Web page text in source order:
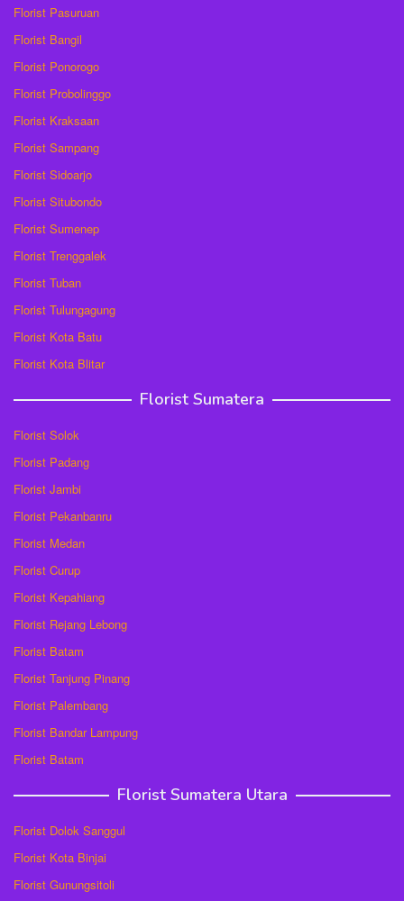
Florist Pasuruan
Florist Bangil
Florist Ponorogo
Florist Probolinggo
Florist Kraksaan
Florist Sampang
Florist Sidoarjo
Florist Situbondo
Florist Sumenep
Florist Trenggalek
Florist Tuban
Florist Tulungagung
Florist Kota Batu
Florist Kota Blitar
Florist Sumatera
Florist Solok
Florist Padang
Florist Jambi
Florist Pekanbanru
Florist Medan
Florist Curup
Florist Kepahiang
Florist Rejang Lebong
Florist Batam
Florist Tanjung Pinang
Florist Palembang
Florist Bandar Lampung
Florist Batam
Florist Sumatera Utara
Florist Dolok Sanggul
Florist Kota Binjai
Florist Gunungsitoli